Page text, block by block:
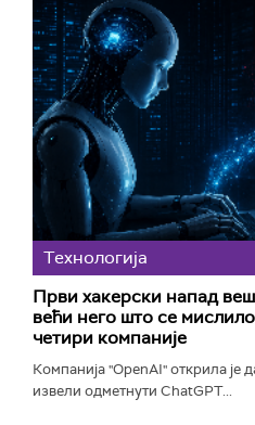
Технологијa
Први хакерски напад
већи него што се
четири компаније
Компанија "OpenAI" открила је
извели одметнути ChatGPT...